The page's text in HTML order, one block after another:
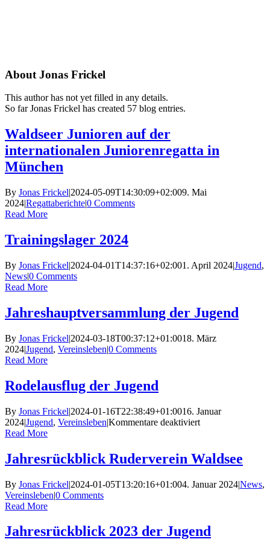
About Jonas Frickel
This author has not yet filled in any details.
So far Jonas Frickel has created 57 blog entries.
Waldseer Junioren auf der
internationalen Juniorenregatta in
München
By Jonas Frickel|2024-05-09T14:30:09+02:009. Mai
2024|Regattaberichte|0 Comments
Read More
Trainingslager 2024
By Jonas Frickel|2024-04-01T14:37:16+02:001. April 2024|Jugend,
News|0 Comments
Read More
Jahreshauptversammlung der Jugend
By Jonas Frickel|2024-03-18T00:37:12+01:0018. März
2024|Jugend, Vereinsleben|0 Comments
Read More
Rodelausflug der Jugend
By Jonas Frickel|2024-01-16T22:38:49+01:0016. Januar
2024|Jugend, Vereinsleben|Kommentare deaktiviertfür
Jugend
Read More
Jahresrückblick Ruderverein Waldsee
By Jonas Frickel|2024-01-05T13:20:16+01:004. Januar 2024|News,
Vereinsleben|0 Comments
Read More
Jahresrückblick 2023 der Jugend